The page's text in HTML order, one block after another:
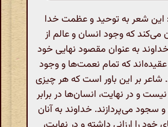
شعر به توحید و عظمت خدا
می‌کند که وجود انسان و عالم از
به عنوان مقصود نهایی خود
عقیده‌اند که تمام نعمت‌ها و وجود
شاعر بر این باور است که هر چیزی
و در نهایت، انسان‌ها در برابر
سجود می‌پردازند. خداوند به آنان